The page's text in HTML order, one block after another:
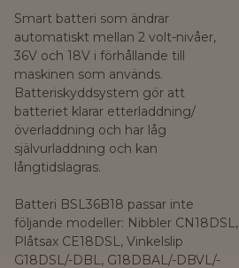
Smart batteri som ändrar
automatiskt mellan 2 volt-nivåer,
36V och 18V i förhållande till
maskinen som används.
Batteriskyddsystem gör att
batteriet klarar etterladdning/
överladdning och har låg
självurladdning och kan
långtidslagras.
Batteri BSL36B18 passar inte
följande modeller: Nibbler CN18DSL,
Plåtsax CE18DSL, Vinkelslip
G18DSL/-DBL, G18DBAL/-DBVL/-